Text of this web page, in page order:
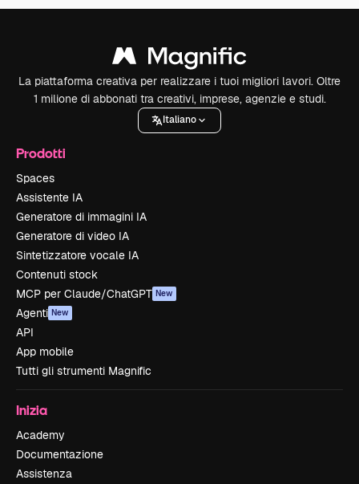
La piattaforma creativa per realizzare i tuoi migliori lavori. Oltre
1 milione di abbonati tra creativi, imprese, agenzie e studi.
Italiano
Prodotti
Spaces
Assistente IA
Generatore di immagini IA
Generatore di video IA
Sintetizzatore vocale IA
Contenuti stock
MCP per Claude/ChatGPT New
Agenti New
API
App mobile
Tutti gli strumenti Magnific
Inizia
Academy
Documentazione
Assistenza